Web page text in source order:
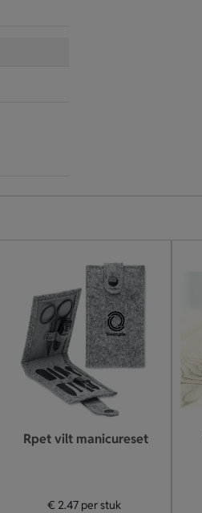
Rpet vilt manicureset
€ 2.47per stuk